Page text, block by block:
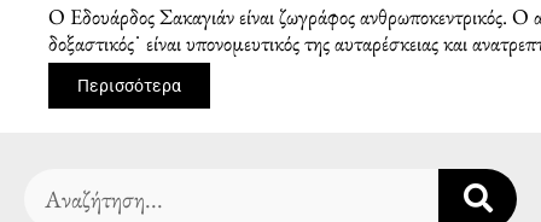
O Εδουάρδος Σακαγιάν είναι ζωγράφος ανθρωποκεντρικός. Ο
δοξαστικός˙ είναι υπονομευτικός της αυταρέσκειας και
Περισσότερα
Search